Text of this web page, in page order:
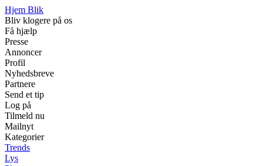
Hjem Blik
Bliv klogere på os
Få hjælp
Presse
Annoncer
Profil
Nyhedsbreve
Partnere
Send et tip
Log på
Tilmeld nu
Mailnyt
Kategorier
Trends
Lys